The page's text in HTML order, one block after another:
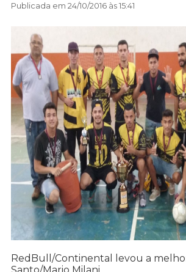
Publicada em 24/10/2016 às 15:41
RedBull/Continental levou a